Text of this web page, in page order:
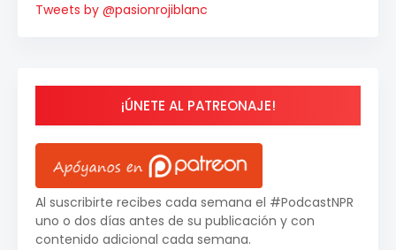
Tweets by @pasionrojiblanc
¡ÚNETE AL PATREONAJE!
Al suscribirte recibes cada semana el #PodcastNPR
uno o dos días antes de su publicación y con
contenido adicional cada semana.